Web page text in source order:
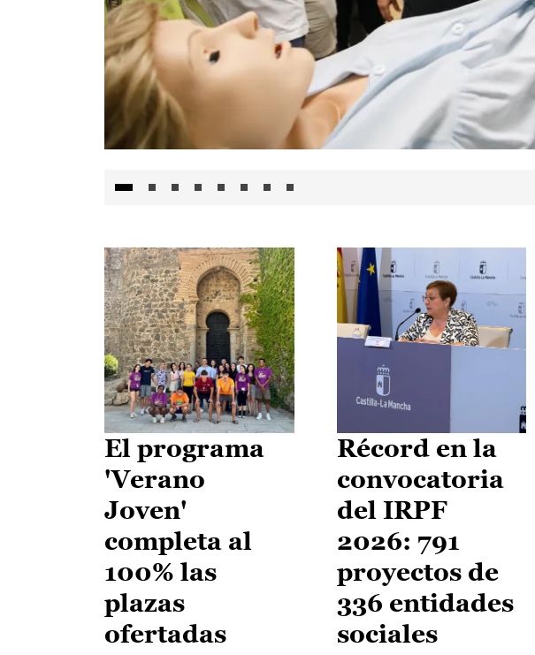
El programa
'Verano
Joven'
completa al
100% las
plazas
ofertadas
Récord en la
convocatoria
del IRPF
2026: 791
proyectos de
336 entidades
sociales